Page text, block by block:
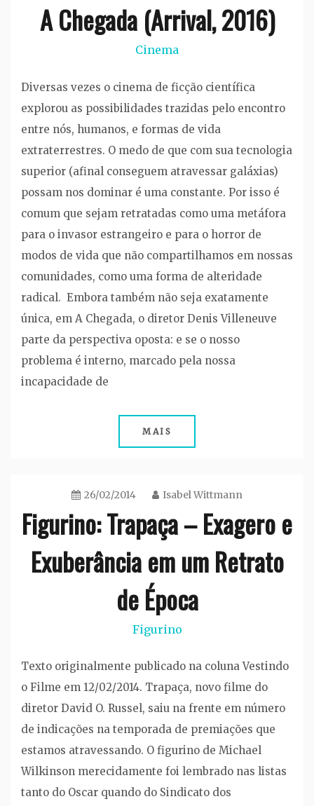
A Chegada (Arrival, 2016)
Cinema
Diversas vezes o cinema de ficção científica
explorou as possibilidades trazidas pelo encontro
entre nós, humanos, e formas de vida
extraterrestres. O medo de que com sua tecnologia
superior (afinal conseguem atravessar galáxias)
possam nos dominar é uma constante. Por isso é
comum que sejam retratadas como uma metáfora
para o invasor estrangeiro e para o horror de
modos de vida que não compartilhamos em nossas
comunidades, como uma forma de alteridade
radical. Embora também não seja exatamente
única, em A Chegada, o diretor Denis Villeneuve
parte da perspectiva oposta: e se o nosso
problema é interno, marcado pela nossa
incapacidade de
MAIS
26/02/2014 Isabel Wittmann
Figurino: Trapaça – Exagero e
Exuberância em um Retrato
de Época
Figurino
Texto originalmente publicado na coluna Vestindo
o Filme em 12/02/2014. Trapaça, novo filme do
diretor David O. Russel, saiu na frente em número
de indicações na temporada de premiações que
estamos atravessando. O figurino de Michael
Wilkinson merecidamente foi lembrado nas listas
tanto do Oscar quando do Sindicato dos